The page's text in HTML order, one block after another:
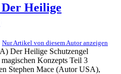
Heilige
Nur Artikel von diesem Autor anzeigen
Der Heilige Schutzengel
Konzepts Teil 3
Stephen Mace (Autor USA),